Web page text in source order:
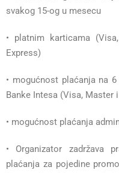
svakog 15-og u mesecu
• platnim karticama
Express)
• mogućnost plaćanja na
Banke Intesa (Visa, Master
• mogućnost plaćanja
• Organizator zadržava
plaćanja za pojedine